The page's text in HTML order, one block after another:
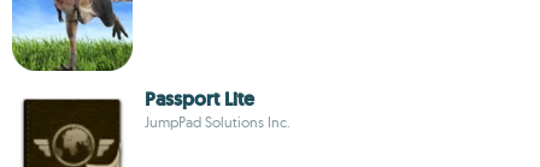
Passport Lite
JumpPad Solutions Inc.